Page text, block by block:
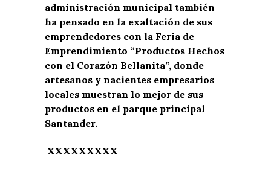
administración municipal también
ha pensado en la exaltación de sus
emprendedores con la Feria de
Emprendimiento “Productos Hechos
con el Corazón Bellanita”, donde
artesanos y nacientes empresarios
locales muestran lo mejor de sus
productos en el parque principal
Santander.
XXXXXXXXX